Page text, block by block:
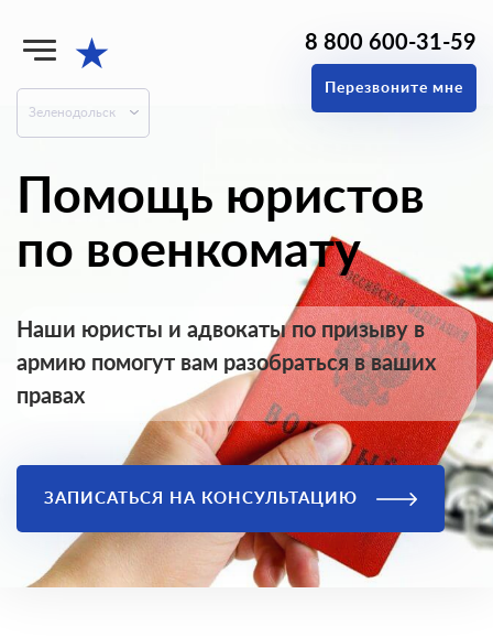
★
Зеленодольск
8 800 600-31-59
Перезвоните мне
Помощь юристов
по военкомату
Наши юристы и адвокаты по призыву в
армию помогут вам разобраться в ваших
правах
ЗАПИСАТЬСЯ НА КОНСУЛЬТАЦИЮ